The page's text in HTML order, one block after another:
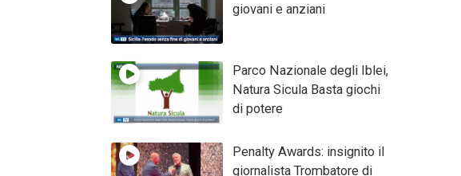
giovani e anziani
Parco Nazionale degli Iblei,
Natura Sicula Basta giochi
di potere
Penalty Awards: insignito il
giornalista Trombatore di